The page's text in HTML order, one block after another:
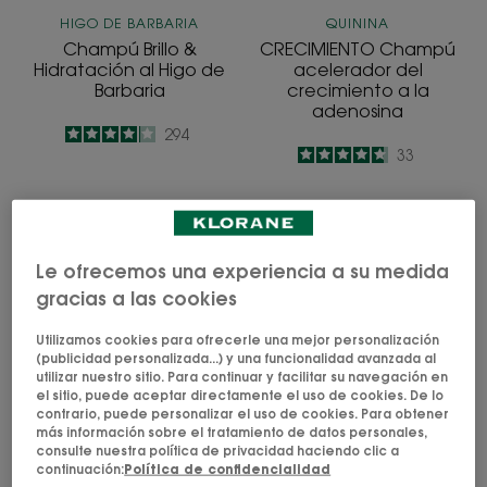
HIGO DE BARBARIA
Champú Brillo &
Hidratación al Higo de
Barbaria
4.1
/
5
294
QUININA
CRECIMIENTO Champú
acelerador del
crecimiento a la
adenosina
4.7
/
5
33
ANTICASPA
Tratante
y
GALANGA
ANTICASPA Champú
a
-
Todo
tipo
de
cabellos
ALMENDRA
Champú envolvente a
Le ofrecemos una experiencia a su medida
gracias a las cookies
Utilizamos cookies para ofrecerle una mejor personalización
(publicidad personalizada...) y una funcionalidad avanzada al
utilizar nuestro sitio. Para continuar y facilitar su navegación en
el sitio, puede aceptar directamente el uso de cookies. De lo
contrario, puede personalizar el uso de cookies. Para obtener
más información sobre el tratamiento de datos personales,
consulte nuestra política de privacidad haciendo clic a
continuación:Política de confidencialidad